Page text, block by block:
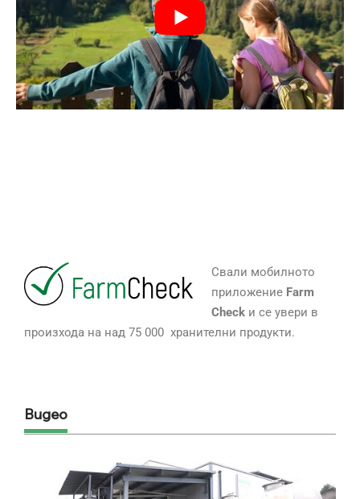
Свали мобилното
приложение Farm
Checkи се увери в
произхода на над 75 000 хранителни продукти.
Видео